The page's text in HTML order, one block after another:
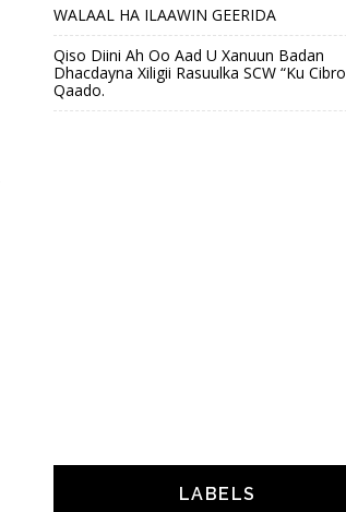
WALAAL HA ILAAWIN GEERIDA
Qiso Diini Ah Oo Aad U Xanuun Badan
Dhacdayna Xiligii Rasuulka SCW “Ku Cibro
Qaado.
LABELS